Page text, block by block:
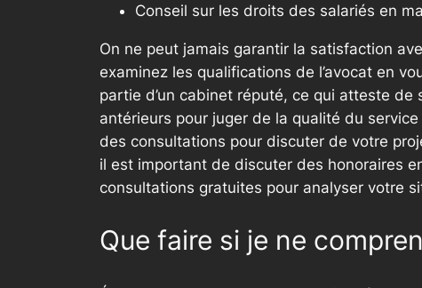
Conseil sur les droits des salariés en
On ne peut jamais garantir la satisfaction
examinez les qualifications de l’avocat en
partie d’un cabinet réputé, ce qui atteste
antérieurs pour juger de la qualité du
des consultations pour discuter de votre
il est important de discuter des honoraires
consultations gratuites pour analyser votre
Que faire si je ne